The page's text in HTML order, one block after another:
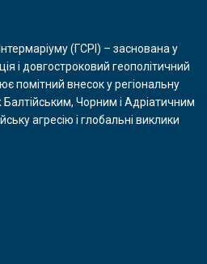
(ГСРІ) – заснована у
і довгостроковий геополітичний
помітний внесок у регіональну
Балтійським, Чорним і Адріатичним
агресію і глобальні виклики